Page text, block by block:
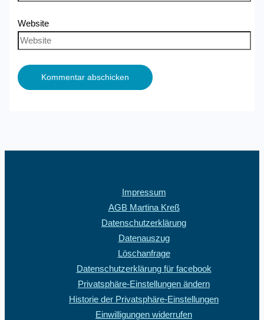
Website
Impressum
AGB Martina Kreß
Datenschutzerklärung
Datenauszug
Löschanfrage
Datenschutzerklärung für facebook
Privatsphäre-Einstellungen ändern
Historie der Privatsphäre-Einstellungen
Einwilligungen widerrufen